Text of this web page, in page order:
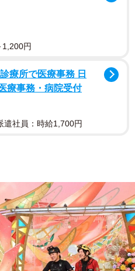
円
療所で医療事務 日
療事務・病院受付
遣社員：時給1,700円